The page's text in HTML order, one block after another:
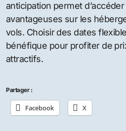
anticipation permet
avantageuses sur les
vols. Choisir des dates
bénéfique pour profiter de
attractifs.
Partager :
Facebook X